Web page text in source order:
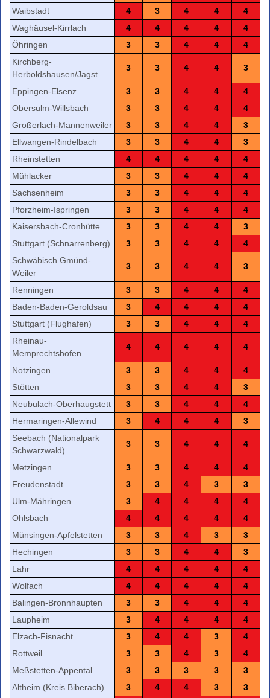
Waibstadt 4 3 4 4
4
Waghäusel-Kirrlach
4 4 4 4
4
Öhringen
3 3 4 4
4
Kirchberg-
Herboldshausen/Jagst
3 3 4 4 3
Eppingen-Elsenz 3 3 4 4
4
Obersulm-Willsbach
3 3 4 4
4
Großerlach-Mannenweiler
3 3 4 4
3
Ellwangen-Rindelbach
3 3 4 4
3
Rheinstetten
4 4 4 4
4
Mühlacker
3 3 4 4
4
Sachsenheim
3 3 4 4
4
Pforzheim-Ispringen
3 3 4 4
4
Kaisersbach-Cronhütte
3 3 4 4
3
Stuttgart (Schnarrenberg)
3 3 4 4
4
Schwäbisch Gmünd-
Weiler
3 3 4 4 3
Renningen 3 3 4 4
4
Baden-Baden-Geroldsau
3 4 4 4
4
Stuttgart (Flughafen)
3 3 4 4
4
Rheinau-
Memprechtshofen
4 4 4 4 4
Notzingen 3 3 4 4
4
Stötten
3 3 4 4
3
Neubulach-Oberhaugstett
3 3 4 4
4
Hermaringen-Allewind
3 4 4 4
3
Seebach (Nationalpark
Schwarzwald)
3 3 4 4 4
Metzingen 3 3 4 4
4
Freudenstadt
3 3 4 3
3
Ulm-Mähringen
3 4 4 4
4
Ohlsbach
4 4 4 4
4
Münsingen-Apfelstetten
3 3 4 3
3
Hechingen
3 3 4 4
3
Lahr
4 4 4 4
4
Wolfach
4 4 4 4
4
Balingen-Bronnhaupten
3 3 4 4
4
Laupheim
3 4 4 4
4
Elzach-Fisnacht
3 4 4 3
4
Rottweil
3 3 4 3
4
Meßstetten-Appental
3 3 3 3
3
Altheim (Kreis Biberach)
3 4 4 3
3